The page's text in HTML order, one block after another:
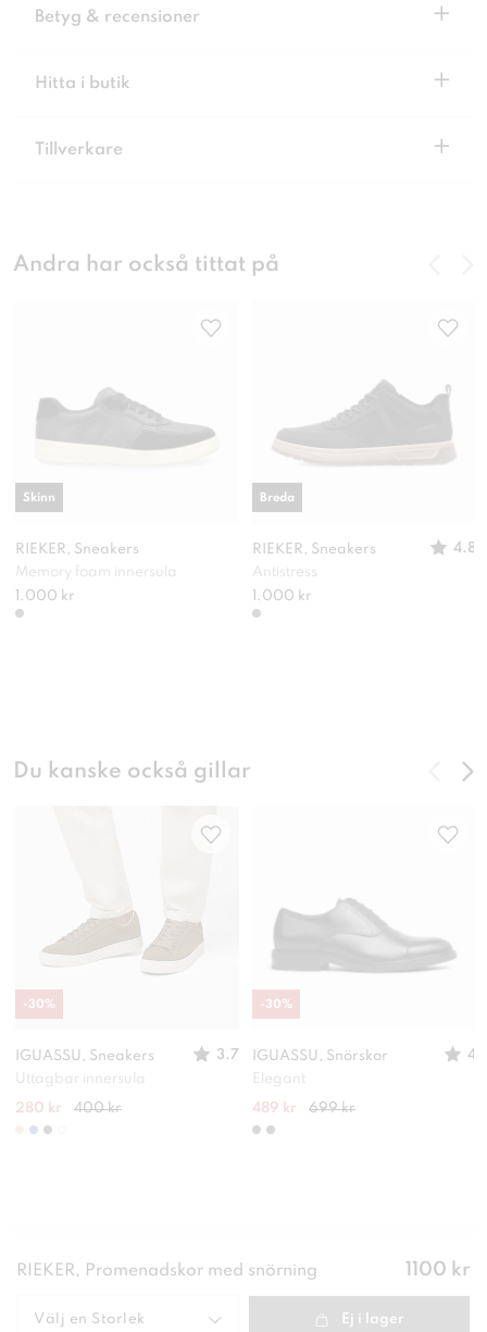
Betyg & recensioner +
Hitta i butik +
Tillverkare +
Andra har också tittat på
RIEKER, Sneakers
Memory foam innersula
1.000 kr
Skinn
RIEKER, Sneakers
4.8
Antistress
1.000 kr
Breda
Du kanske också gillar
IGUASSU, Sneakers
3.7
Uttagbar innersula
280 kr 400 kr
-30%
IGUASSU, Snörskor
4
Elegant
489 kr 699 kr
-30%
RIEKER, Promenadskor med snörning Pris:
1100 kr
Välj en Storlek Ej i lager